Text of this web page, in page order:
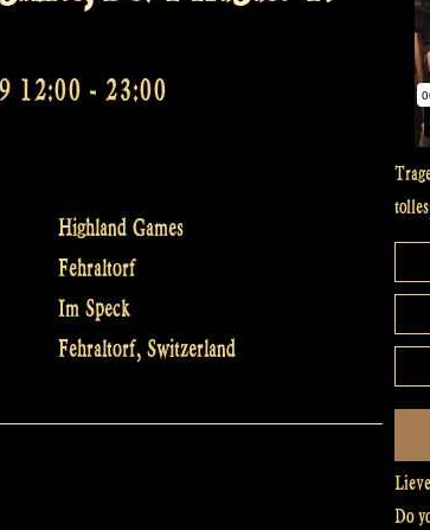
12:00 - 23:00
Highland Games
Fehraltorf
Im Speck
Fehraltorf, Switzerland
Do